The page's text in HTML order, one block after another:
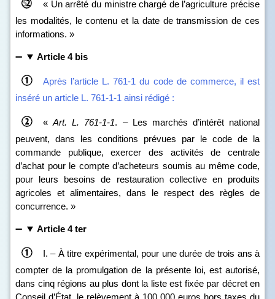
« Un arrêté du ministre chargé de l’agriculture précise
les modalités, le contenu et la date de transmission de ces
informations. »
Article 4 bis
Après l’article L. 761‑1 du code de commerce, il est
inséré un article L. 761‑1-1 ainsi rédigé :
« Art. L. 761‑1-1. – Les marchés d’intérêt national
peuvent, dans les conditions prévues par le code de la
commande publique, exercer des activités de centrale
d’achat pour le compte d’acheteurs soumis au même code,
pour leurs besoins de restauration collective en produits
agricoles et alimentaires, dans le respect des règles de
concurrence. »
Article 4 ter
I. – À titre expérimental, pour une durée de trois ans à
compter de la promulgation de la présente loi, est autorisé,
dans cinq régions au plus dont la liste est fixée par décret en
Conseil d’État, le relèvement à 100 000 euros hors taxes du